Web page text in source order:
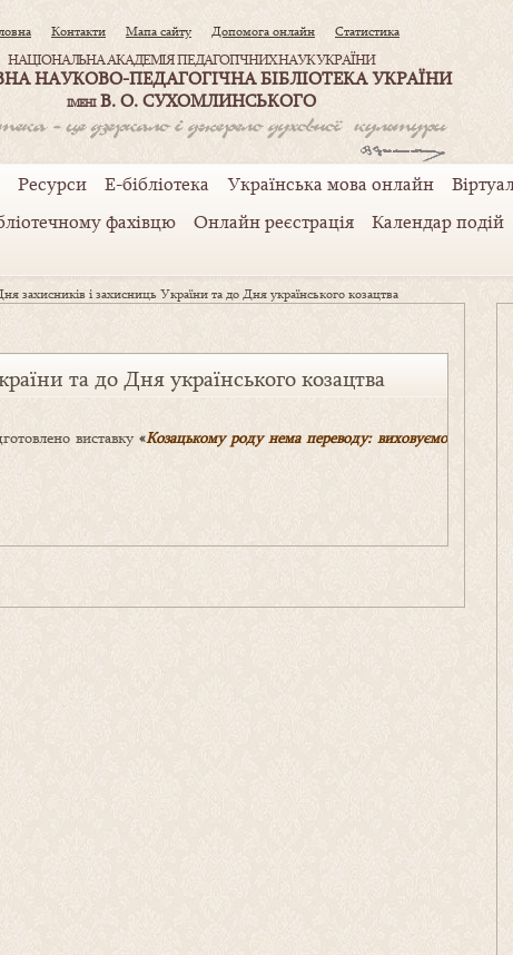
Контакти Мапа сайту Допомога онлайн Статистика
НАЦІОНАЛЬНА АКАДЕМІЯ ПЕДАГОГІЧНИХ НАУК УКРАЇНИ
НАУКОВО-ПЕДАГОГІЧНА БІБЛІОТЕКА УКРАЇНИ
ІМЕНІВ. О. СУХОМЛИНСЬКОГО
Ресурси Е-бібліотека Українська мова онлайн
фахівцю Онлайн реєстрація Календар подій
захисників і захисниць України та до Дня українського козацтва
та до Дня українського козацтва
виставку«Козацькому роду нема переводу: виховуємо